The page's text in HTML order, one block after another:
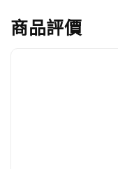
商品評價